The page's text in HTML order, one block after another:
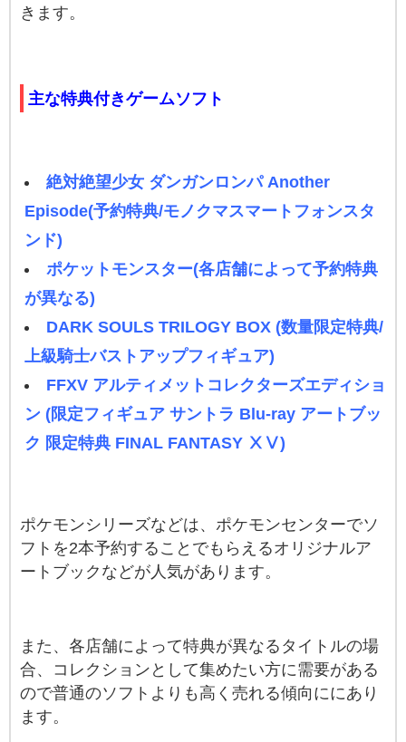
きます。
主な特典付きゲームソフト
絶対絶望少女 ダンガンロンパ Another
Episode(予約特典/モノクマスマートフォンスタ
ンド)
ポケットモンスター(各店舗によって予約特典
が異なる)
DARK SOULS TRILOGY BOX (数量限定特典/
上級騎士バストアップフィギュア)
FFXV アルティメットコレクターズエディショ
ン (限定フィギュア サントラ Blu-ray アートブッ
ク 限定特典 FINAL FANTASY ⅩⅤ)
ポケモンシリーズなどは、ポケモンセンターでソ
フトを2本予約することでもらえるオリジナルア
ートブックなどが人気があります。
また、各店舗によって特典が異なるタイトルの場
合、コレクションとして集めたい方に需要がある
ので普通のソフトよりも高く売れる傾向ににあり
ます。